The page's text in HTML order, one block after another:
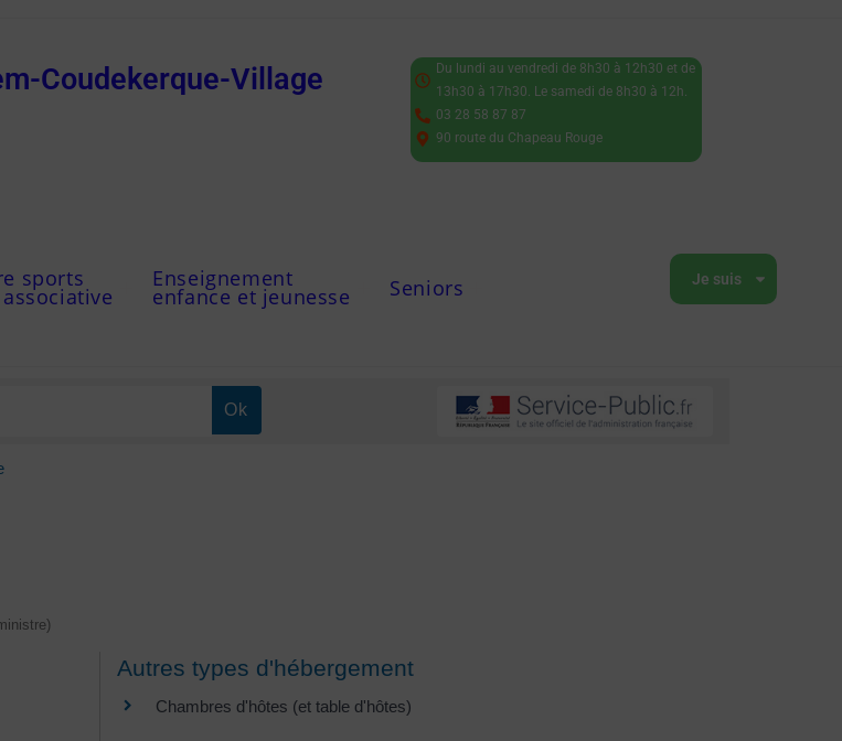
Coudekerque-Village
Du lundi au vendredi de 8h30 à 12h30 et de
13h30 à 17h30. Le samedi de 8h30 à 12h.
03 28 58 87 87
90 route du Chapeau Rouge
sports Enseignement
enfance et jeunesse Seniors Je suis
Autres types d'hébergement
Chambres d'hôtes (et table d'hôtes)